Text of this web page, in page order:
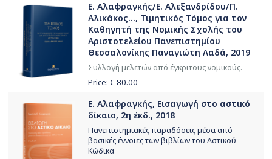
Ε. Αλαφραγκής/Ε. Αλεξανδρίδου/Π.
Αλικάκος..., Τιμητικός Τόμος για τον
Καθηγητή της Νομικής Σχολής του
Αριστοτελείου Πανεπιστημίου
Θεσσαλονίκης Παναγιώτη Λαδά, 2019
Συλλογή μελετών από έγκριτους νομικούς.
Price: € 80.00
Ε. Αλαφραγκής, Εισαγωγή στο αστικό
δίκαιο, 2η έκδ., 2018
Πανεπιστημιακές παραδόσεις μέσα από
βασικές έννοιες των βιβλίων του Αστικού
Κώδικα